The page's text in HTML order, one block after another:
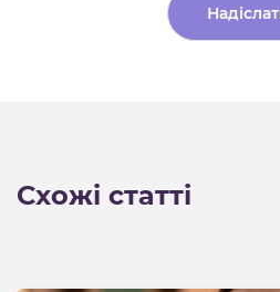
Схожі статті